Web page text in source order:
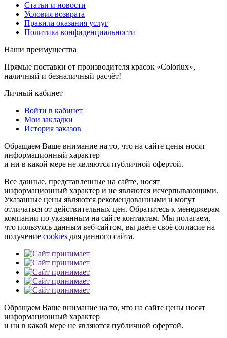
Статьи и новости
Условия возврата
Правила оказания услуг
Политика конфиденциальности
Наши преимущества
Прямые поставки от производителя красок «Colorlux»,
наличный и безналичный расчёт!
Личный кабинет
Войти в кабинет
Мои закладки
История заказов
Обращаем Ваше внимание на то, что на сайте цены носят
информационный характер
и ни в какой мере не являются публичной офертой.
Все данные, представленные на сайте, носят
информационный характер и не являются исчерпывающими.
Указанные цены являются рекомендованными и могут
отличаться от действительных цен. Обратитесь к менеджерам
компании по указанным на сайте контактам. Мы полагаем,
что пользуясь данным веб-сайтом, вы даёте своё согласие на
получение cookies для данного сайта.
Обращаем Ваше внимание на то, что на сайте цены носят
информационный характер
и ни в какой мере не являются публичной офертой.